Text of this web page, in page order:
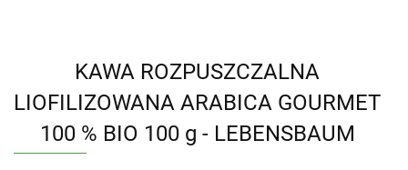
KAWA ROZPUSZCZALNA
LIOFILIZOWANA ARABICA GOURMET
100 % BIO 100 g - LEBENSBAUM